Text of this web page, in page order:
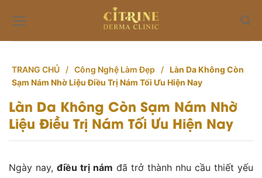
content
TRANG CHỦ / Công Nghệ Làm Đẹp / Làn Da Không Còn
Sạm Nám Nhờ Liệu Điều Trị Nám Tối Ưu Hiện Nay
Làn Da Không Còn Sạm Nám Nhờ
Liệu Điều Trị Nám Tối Ưu Hiện Nay
Ngày nay, điều trị nám đã trở thành nhu cầu thiết yếu